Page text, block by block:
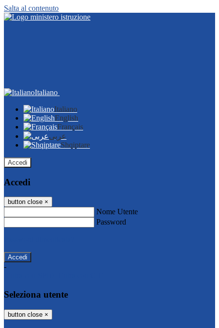
Salta al contenuto
Italiano
Italiano
English
Français
عربى
Shqiptare
Accedi
Accedi
button close ×
Nome Utente
Password
-
Seleziona utente
button close ×